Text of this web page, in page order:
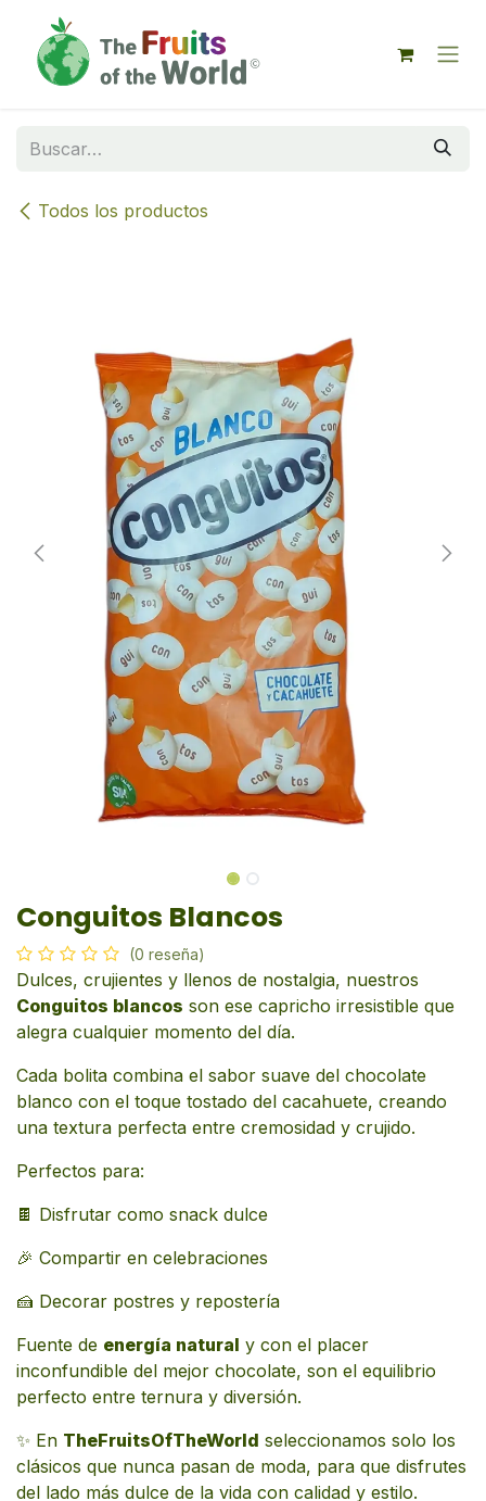
Todos los productos
Conguitos Blancos
(0 reseña)
Dulces, crujientes y llenos de nostalgia, nuestros
Conguitos blancos son ese capricho irresistible que
alegra cualquier momento del día.
Cada bolita combina el sabor suave del chocolate
blanco con el toque tostado del cacahuete, creando
una textura perfecta entre cremosidad y crujido.
Perfectos para:
🍫 Disfrutar como snack dulce
🎉 Compartir en celebraciones
🍰 Decorar postres y repostería
Fuente de energía natural y con el placer
inconfundible del mejor chocolate, son el equilibrio
perfecto entre ternura y diversión.
✨ En TheFruitsOfTheWorld seleccionamos solo los
clásicos que nunca pasan de moda, para que disfrutes
del lado más dulce de la vida con calidad y estilo.